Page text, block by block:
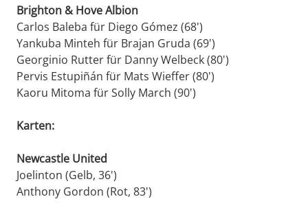
Brighton & Hove Albion
Carlos Baleba für Diego Gómez (68')
Yankuba Minteh für Brajan Gruda (69')
Georginio Rutter für Danny Welbeck (80')
Pervis Estupiñán für Mats Wieffer (80')
Kaoru Mitoma für Solly March (90')
Karten:
Newcastle United
Joelinton (Gelb, 36')
Anthony Gordon (Rot, 83')